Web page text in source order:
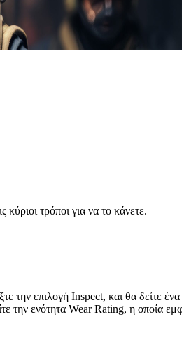
τρόποι για να το κάνετε.
την επιλογή Inspect, και θα δείτε
ενότητα Wear Rating, η οποία